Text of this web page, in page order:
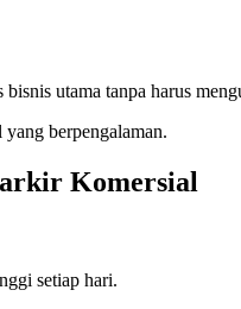
utama tanpa harus
berpengalaman.
Komersial
setiap hari.